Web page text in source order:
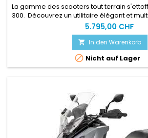
La gamme des scooters tout terrain
300. Découvrez un utilitaire élégant et
LIGNE = SERVICE CLEFS EN MAINS
notre site spécialisé :
5.795,00 CHF
 In den Warenkorb
 Nicht auf Lager